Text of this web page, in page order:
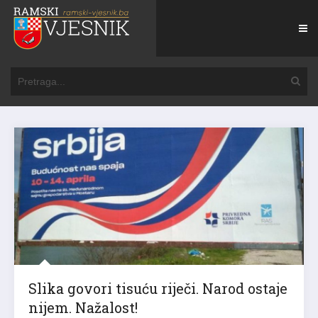
Slika govori tisuću riječi. Narod ostaje
nijem. Nažalost!